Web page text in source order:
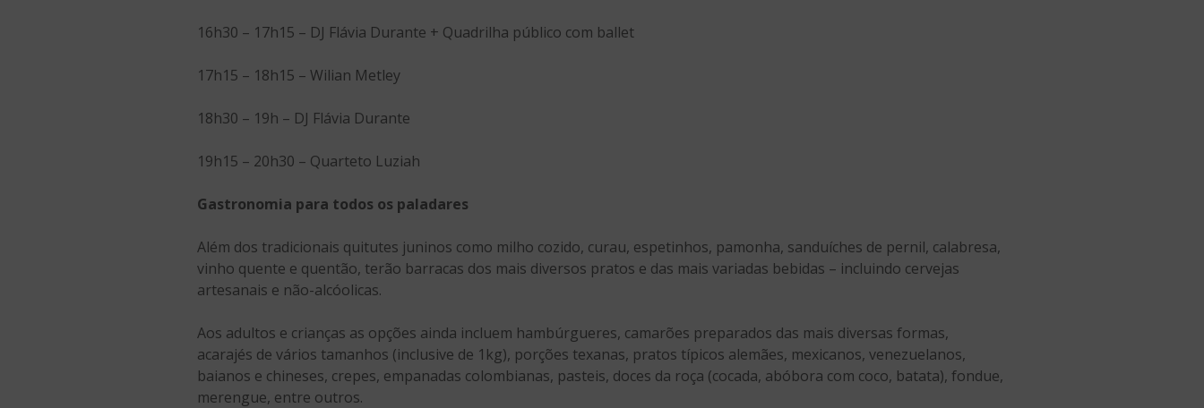
16h30 – 17h15 – DJ Flávia Durante + Quadrilha público com ballet
17h15 – 18h15 – Wilian Metley
18h30 – 19h – DJ Flávia Durante
19h15 – 20h30 – Quarteto Luziah
Gastronomia para todos os paladares
Além dos tradicionais quitutes juninos como milho cozido, curau, espetinhos, pamonha, sanduíches de pernil, calabresa,
vinho quente e quentão, terão barracas dos mais diversos pratos e das mais variadas bebidas – incluindo cervejas
artesanais e não-alcóolicas.
Aos adultos e crianças as opções ainda incluem hambúrgueres, camarões preparados das mais diversas formas,
acarajés de vários tamanhos (inclusive de 1kg), porções texanas, pratos típicos alemães, mexicanos, venezuelanos,
baianos e chineses, crepes, empanadas colombianas, pasteis, doces da roça (cocada, abóbora com coco, batata), fondue,
merengue, entre outros.